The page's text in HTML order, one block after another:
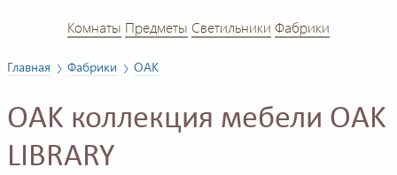
Комнаты Предметы Светильники Фабрики
Главная Фабрики OAK
OAK коллекция мебели OAK
LIBRARY